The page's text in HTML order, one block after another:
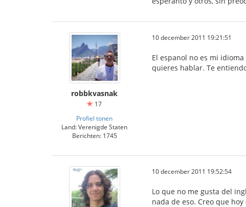
robbkvasnak
17
Profiel tonen
Land: Verenigde Staten
Berichten: 1745
10 december 2011 19:21:51
El espanol no es mi
quieres hablar. Te
10 december 2011 19:52:54
Lo que no me gusta del
nada de eso. Creo que